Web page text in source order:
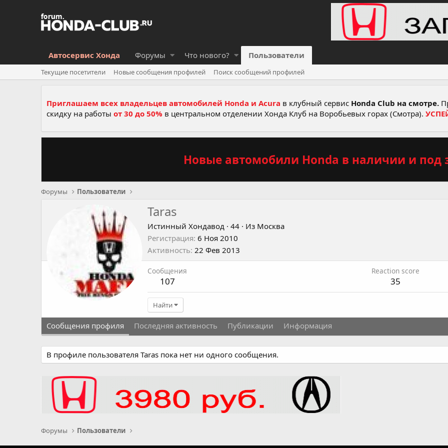
Автосервис Хонда Форумы Что нового? Пользователи
Текущие посетители Новые сообщения профилей Поиск сообщений профилей
Приглашаем всех владельцев автомобилей Honda и Acura в клубный сервис Honda Club на смотре.
скидку на работы от 30 до 50% в центральном отделении Хонда Клуб на Воробьевых горах (Смотра).
Новые автомобили Honda в наличии и под
Форумы Пользователи
Taras
Истинный Хондавод · 44 · Из Москва
Регистрация 6 Ноя 2010
Активность 22 Фев 2013
Сообщения
107
Reaction score
35
Найти
Сообщения профиля Последняя активность Публикации Информация
В профиле пользователя Taras пока нет ни одного сообщения.
Форумы Пользователи